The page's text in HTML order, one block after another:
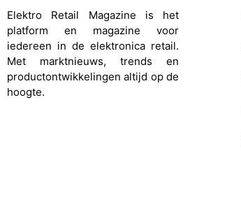
Elektro Retail Magazine is het
platform en magazine voor
iedereen in de elektronica retail.
Met marktnieuws, trends en
productontwikkelingen altijd op de
hoogte.